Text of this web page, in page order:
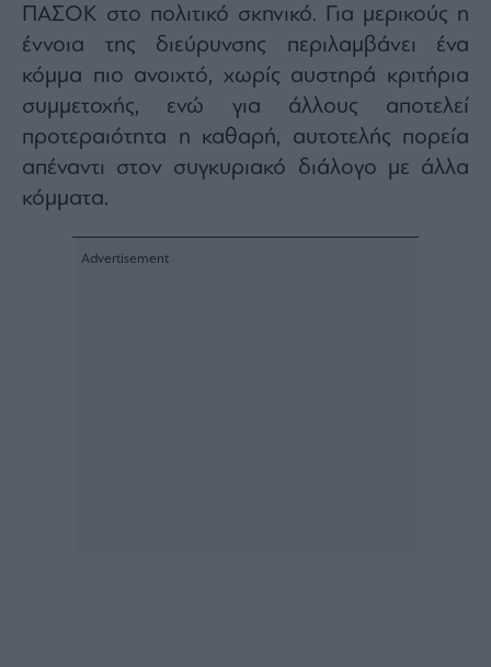
ΠΑΣΟΚ στο πολιτικό σκηνικό. Για μερικούς η
έννοια της διεύρυνσης περιλαμβάνει ένα
κόμμα πιο ανοιχτό, χωρίς αυστηρά κριτήρια
συμμετοχής, ενώ για άλλους αποτελεί
προτεραιότητα η καθαρή, αυτοτελής πορεία
απέναντι στον συγκυριακό διάλογο με άλλα
κόμματα.